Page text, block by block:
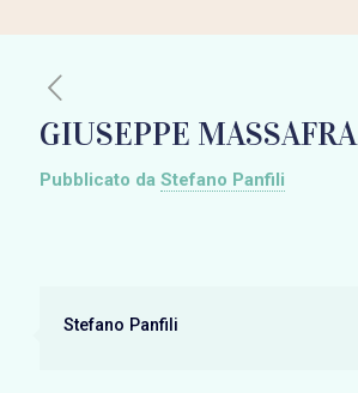
GIUSEPPE MASSAFRA
Pubblicato da Stefano Panfili
Stefano Panfili